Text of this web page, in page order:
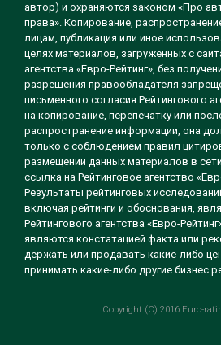
автор) и охраняются законом «Про
права». Копирование,
лицам, публикация или иное
целях материалов, загруженных с
агентства «Евро-Рейтинг», без
разрешения правообладателя
письменного согласия Рейтингового
на копирование, перепечатку или
распространение информации, она
только с соблюдением правил
размещении данных материалов в
ссылка на Рейтинговое агентство
Результаты рейтинговых
включая рейтинги и обоснования,
Рейтингового агентства «Евро-
являются констатацией факта или
держать или продавать какие-либо
принимать какие-либо другие бизнес
Copyright (C) 2016 Euro-